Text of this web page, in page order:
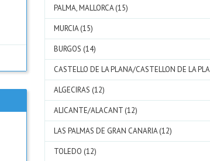
PALMA, MALLORCA (15)
MURCIA (15)
BURGOS (14)
CASTELLO DE LA PLANA/CASTELLON DE LA
ALGECIRAS (12)
ALICANTE/ALACANT (12)
LAS PALMAS DE GRAN CANARIA (12)
TOLEDO (12)